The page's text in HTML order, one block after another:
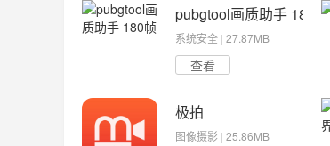
pubgtool画质助手 180帧
系统安全 | 27.87MB
查看
极拍
图像摄影 | 25.86MB